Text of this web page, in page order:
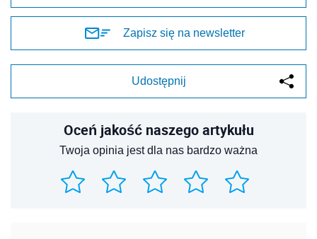
Zapisz się na newsletter
Udostępnij
Oceń jakość naszego artykułu
Twoja opinia jest dla nas bardzo ważna